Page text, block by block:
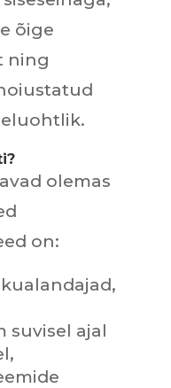
õige
ning
olemas
on:
suvisel ajal